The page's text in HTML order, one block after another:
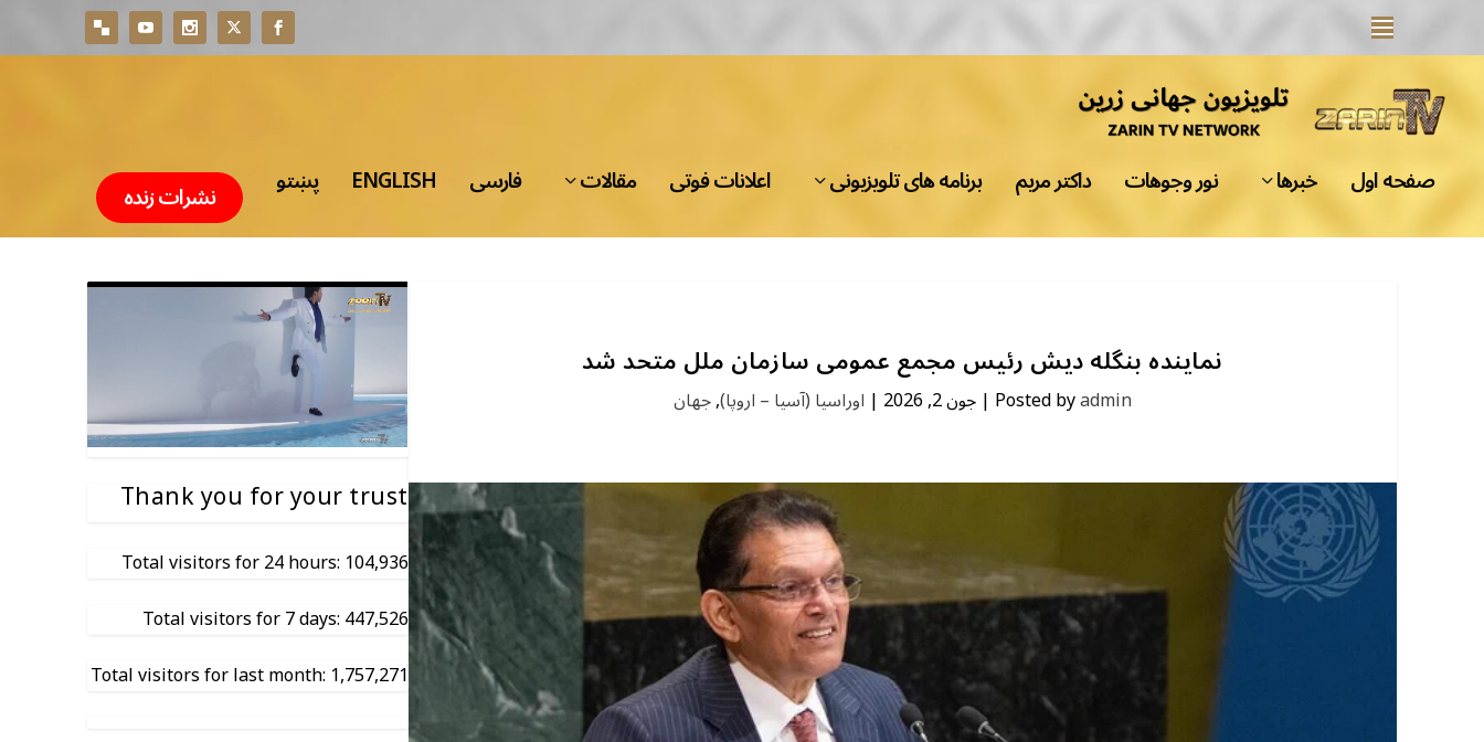
صفحه اول خبرها نور وجوهات داکتر مریم برنامه های تلویزیونی اعلانات فوتی مقالات فارسی ENGLISH پښتو نشرات زنده
نماینده بنگله دیش رئیس مجمع عمومی سازمان ملل متحد شد
Posted byadmin
|جون 2, 2026 | اوراسیا (آسیا – اروپا),جهان
Thank you for your trust
Total visitors for 24 hours: 104,936
Total visitors for 7 days: 447,526
Total visitors for last month: 1,757,271